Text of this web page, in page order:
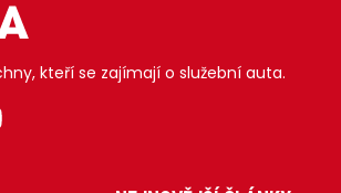
kteří se zajímají o služební auta.